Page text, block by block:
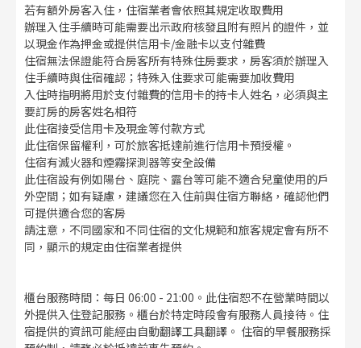
若有額外房客入住，住宿業者會依照其規定收取費用
辦理入住手續時可能需要出示政府核發且附有照片的證件，並
以現金作為押金或提供信用卡/金融卡以支付雜費
住宿無法保證能符合房客所有特殊住房要求，房客須於辦理入
住手續時與住宿確認；特殊入住要求可能需要加收費用
入住時指明將用於支付雜費的信用卡的持卡人姓名，必須與主
要訂房的房客姓名相符
此住宿接受信用卡及現金等付款方式
此住宿保留權利，可於旅客抵達前進行信用卡預授權。
住宿有滅火器和煙霧探測器等安全設備
此住宿設有例如陽台、庭院、露台等可能不適合兒童使用的戶
外空間；如有疑慮，建議您在入住前與住宿方聯絡，確認他們
可提供適合您的客房
請注意，不同國家和不同住宿的文化規範和旅客規定會有所不
同，顯示的規定由住宿業者提供
櫃台服務時間：每日 06:00 - 21:00。此住宿恕不在營業時間以
外提供入住登記服務。櫃台於特定時段會有服務人員接待。住
宿提供的資訊可能經由自動翻譯工具翻譯。 住宿的早餐服務採